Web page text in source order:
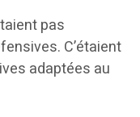
pas
C’étaient
adaptées au